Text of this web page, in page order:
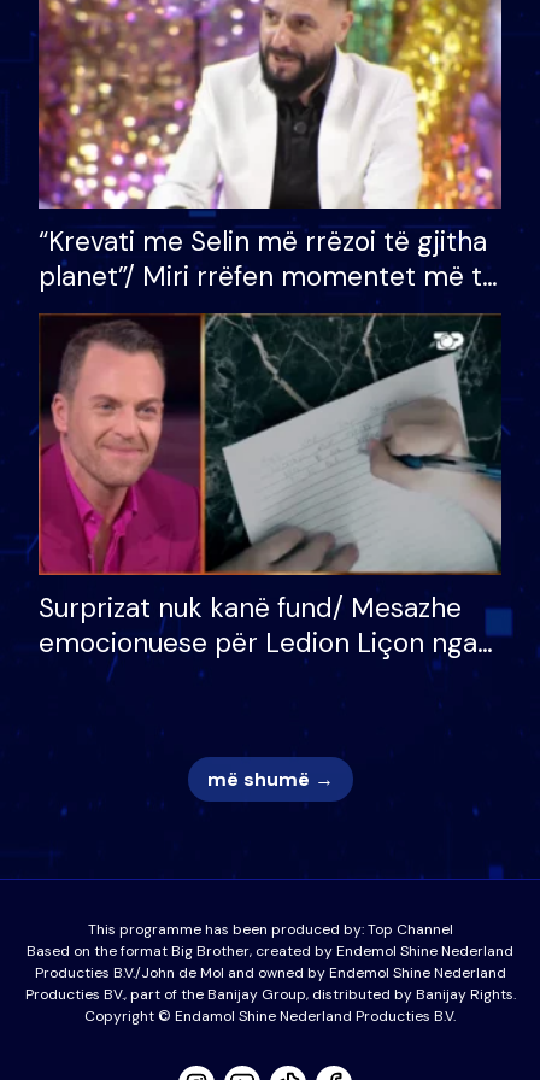
“Krevati me Selin më rrëzoi të gjitha
planet”/ Miri rrëfen momentet më të
bukura në shtëpinë e BB VIP: Do më
mungojë zilja e mëngjesit kur…
Surprizat nuk kanë fund/ Mesazhe
emocionuese për Ledion Liçon nga
nëna dhe fëmijët e tij, moderatori
nuk i mban dot lotët: Nuk meritoj…
më shumë →
This programme has been produced by:Top Channel
Based on the format Big Brother, created by Endemol Shine Nederland
Producties B.V./John de Mol and owned by Endemol Shine Nederland
Producties BV., part of the Banijay Group, distributed by Banijay Rights.
Copyright © Endamol Shine Nederland Producties B.V.